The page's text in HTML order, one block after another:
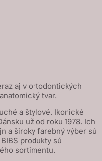
aj v ortodontických
tvar.
a štýlové. Ikonické
už od roku 1978. Ich
a široký farebný výber sú
produkty sú
sortimentu.